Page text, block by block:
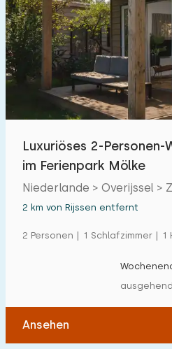
0,2 0,5 1 2
Unterkunft
Nicht im Ferienpark
Im Ferienpark
Einfamilienhaus
Ferienbauernhof
Villa
Ferienwohnung
Luxuriöses 2-Personen-
im Ferienpark Mölke
Niederlande > Overijssel >
2 km von Rijssen entfernt
2 Personen | 1 Schlafzimmer | 1
Ansehen